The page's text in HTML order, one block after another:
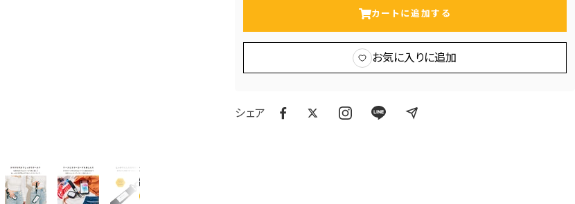
減
す
増
す
カートに追加する
お気に入りに追加
シェア